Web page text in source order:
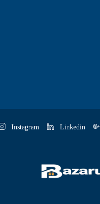
Instagram Linkedin